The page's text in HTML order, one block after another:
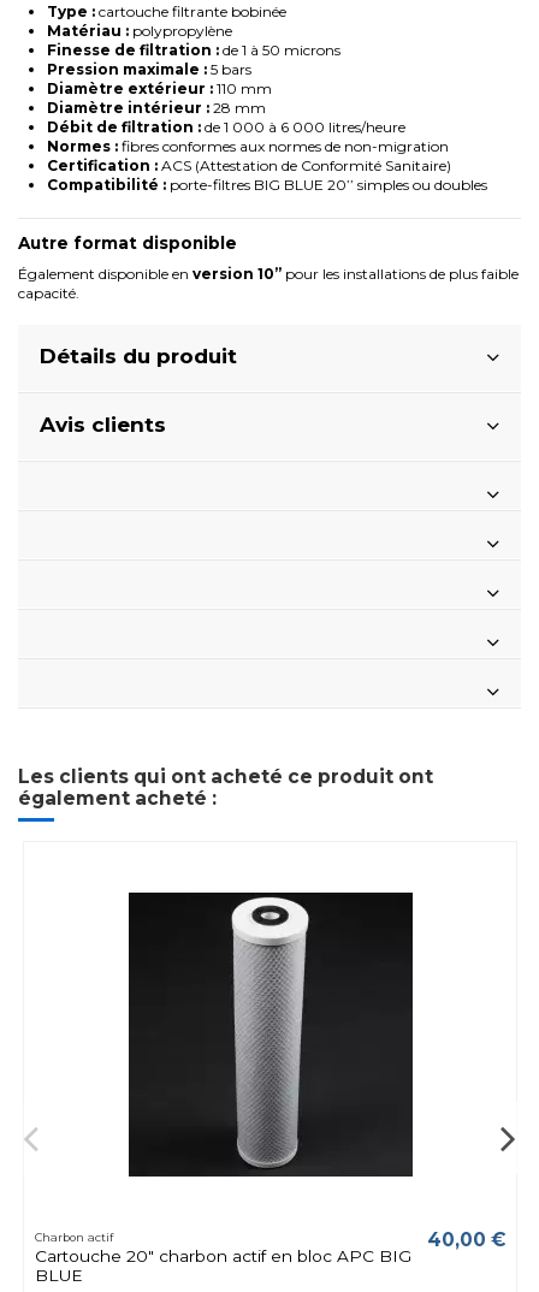
Type : cartouche filtrante bobinée
Matériau : polypropylène
Finesse de filtration : de 1 à 50 microns
Pression maximale : 5 bars
Diamètre extérieur : 110 mm
Diamètre intérieur : 28 mm
Débit de filtration : de 1 000 à 6 000 litres/heure
Normes : fibres conformes aux normes de non-migration
Certification : ACS (Attestation de Conformité Sanitaire)
Compatibilité : porte-filtres BIG BLUE 20’’ simples ou doubles
Autre format disponible
Également disponible en version 10’’ pour les installations de plus faible
capacité.
Détails du produit
Avis clients
Les clients qui ont acheté ce produit ont
également acheté :
Charbon actif
Cartouche 20" charbon actif en bloc APC BIG
BLUE
40,00 €